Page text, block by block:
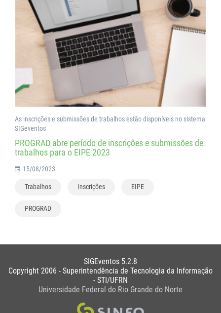
As inscrições e submissões de trabalhos estão disponíveis no sistema
SIGeventos
PROGRAD abre período de inscrições e submissões de
trabalhos para o EIPE 2023
15/08/2023
Trabalhos Inscrições EIPE
PROGRAD
SIGEventos 5.2.8
Copyright 2006 - Superintendência de Tecnologia da Informação
- STI/UFRN
Universidade Federal do Rio Grande do Norte